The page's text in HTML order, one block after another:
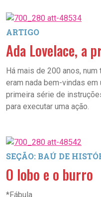
ARTIGO
Ada Lovelace, a
Há mais de 200 anos,
eram nada bem-vindas
primeira série de
para executar uma ação.
SEÇÃO: BAÚ DE
O lobo e o burro
*Fábula